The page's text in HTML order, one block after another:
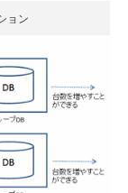
ョン